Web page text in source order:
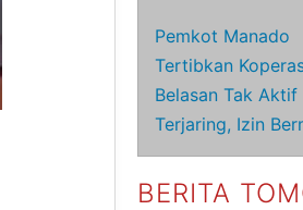
Pemkot Manado
Tertibkan
Belasan Tak Aktif
Terjaring, Izin
BERITA